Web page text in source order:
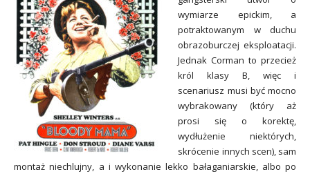
wymiarze epickim, a
potraktowanym w duchu
obrazoburczej eksploatacji.
Jednak Corman to przecież
król klasy B, więc i
scenariusz musi być mocno
wybrakowany (który aż
prosi się o korektę,
wydłużenie niektórych,
skrócenie innych scen), sam
montaż niechlujny, a i wykonanie lekko bałaganiarskie, albo po